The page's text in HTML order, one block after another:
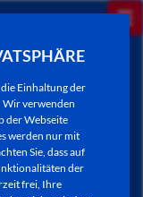
Einhaltung der
verwenden
der Webseite
werden nur mit
Sie, dass auf
der
frei, Ihre